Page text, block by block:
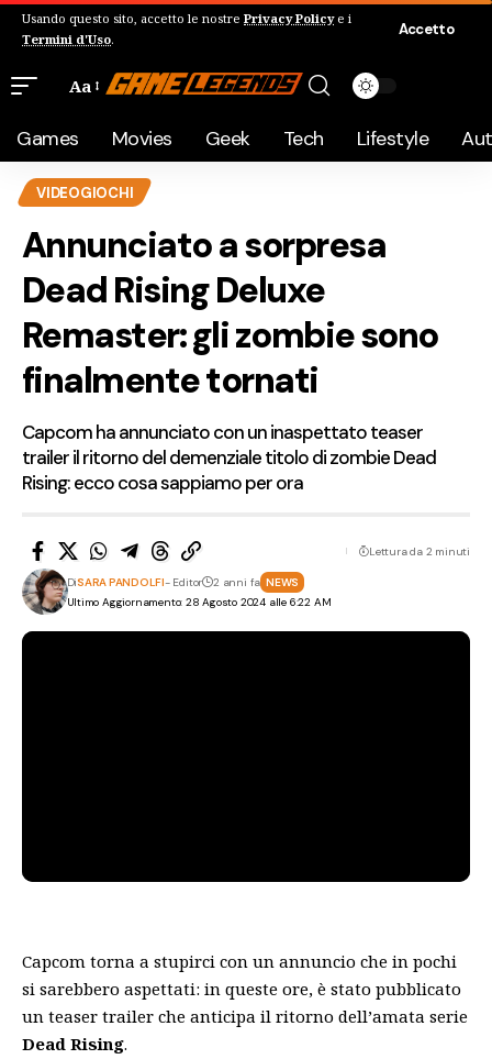
Usando questo sito, accetto le nostre Privacy Policye i
Termini d'Uso.
Accetto
Aa
Games Movies Geek Tech Lifestyle
VIDEOGIOCHI
Annunciato a sorpresa
Dead Rising Deluxe
Remaster: gli zombie sono
finalmente tornati
Capcom ha annunciato con un inaspettato teaser
trailer il ritorno del demenziale titolo di zombie Dead
Rising: ecco cosa sappiamo per ora
Ultimo Aggiornamento: 28 Agosto 2024 alle 6:22 AM
DiSARA PANDOLFI- Editor 2 anni fa NEWS
Lettura da 2 minuti
Capcom torna a stupirci con un annuncio che in pochi
si sarebbero aspettati: in queste ore, è stato pubblicato
un teaser trailer che anticipa il ritorno dell’amata serie
Dead Rising.